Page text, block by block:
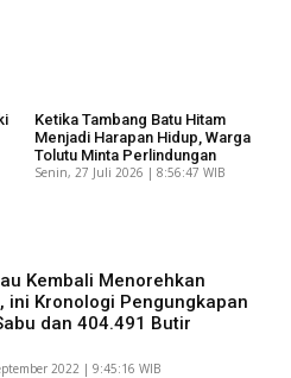
Ketika Tambang Batu Hitam
Menjadi Harapan Hidup, Warga
Tolutu Minta Perlindungan
Senin, 27 Juli 2026 | 8:56:47 WIB
Kembali Menorehkan
ini Kronologi Pengungkapan
dan 404.491 Butir
2022 | 9:45:16 WIB